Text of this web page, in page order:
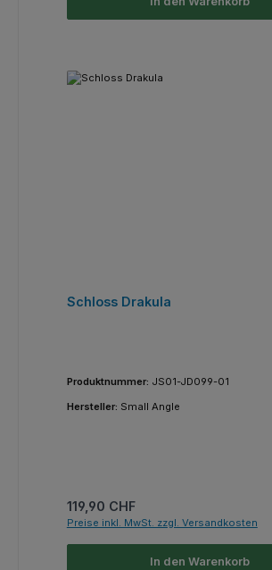
Schloss Drakula
Produktnummer: JS01-JD099-01
Hersteller: Small Angle
Regulärer Preis:
119,90 CHF
Preise inkl. MwSt. zzgl. Versandkosten
In den Warenkorb